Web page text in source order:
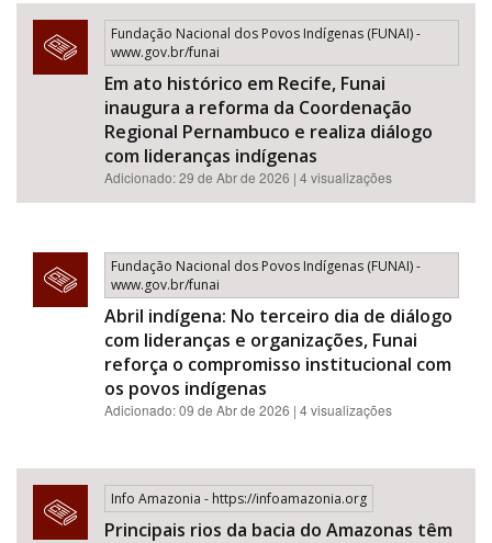
Tema
Área de Levantamento
BUSCAR
Fundação Nacional dos Povos Indígenas (FUNAI) -
www.gov.br/funai
Em ato histórico em Recife, Funai
inaugura a reforma da Coordenação
Regional Pernambuco e realiza diálogo
com lideranças indígenas
Adicionado: 29 de Abr de 2026 | 4 visualizações
Fundação Nacional dos Povos Indígenas (FUNAI) -
www.gov.br/funai
Abril indígena: No terceiro dia de diálogo
com lideranças e organizações, Funai
reforça o compromisso institucional com
os povos indígenas
Adicionado: 09 de Abr de 2026 | 4 visualizações
Info Amazonia - https://infoamazonia.org
Principais rios da bacia do Amazonas têm